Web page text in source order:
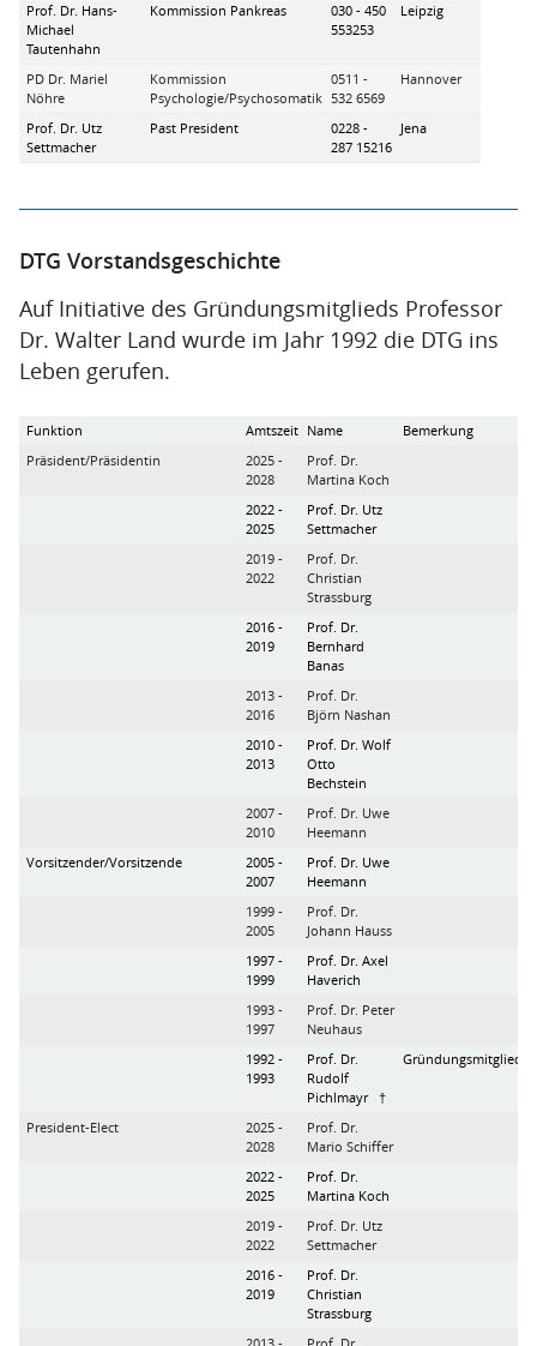
Prof. Dr. Hans-
Michael
Tautenhahn
Kommission Pankreas
030 - 450
553253
Leipzig
PD Dr. Mariel
Nöhre
Kommission
Psychologie/Psychosomatik
0511 -
532 6569
Hannover
Prof. Dr. Utz
Settmacher
Past President
0228 -
287 15216
Jena
DTG Vorstandsgeschichte
Auf Initiative des Gründungsmitglieds Professor
Dr. Walter Land wurde im Jahr 1992 die DTG ins
Leben gerufen.
Funktion Amtszeit Name
Bemerkung
Präsident/Präsidentin
2025 -
2028
Prof. Dr.
Martina Koch
2022 -
2025
Prof. Dr. Utz
Settmacher
2019 -
2022
Prof. Dr.
Christian
Strassburg
2016 -
2019
Prof. Dr.
Bernhard
Banas
2013 -
2016
Prof. Dr.
Björn Nashan
2010 -
2013
Prof. Dr. Wolf
Otto
Bechstein
2007 -
2010
Prof. Dr. Uwe
Heemann
Vorsitzender/Vorsitzende
2005 -
2007
Prof. Dr. Uwe
Heemann
1999 -
2005
Prof. Dr.
Johann Hauss
1997 -
1999
Prof. Dr. Axel
Haverich
1993 -
1997
Prof. Dr. Peter
Neuhaus
1992 -
1993
Prof. Dr.
Rudolf
Pichlmayr †
Gründungsmitglied
President-Elect
2025 -
2028
Prof. Dr.
Mario Schiffer
2022 -
2025
Prof. Dr.
Martina Koch
2019 -
2022
Prof. Dr. Utz
Settmacher
2016 -
2019
Prof. Dr.
Christian
Strassburg